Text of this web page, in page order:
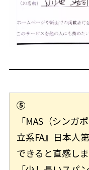
⑤
「MAS（シンガ
立系FA』日本人
できると直感しま